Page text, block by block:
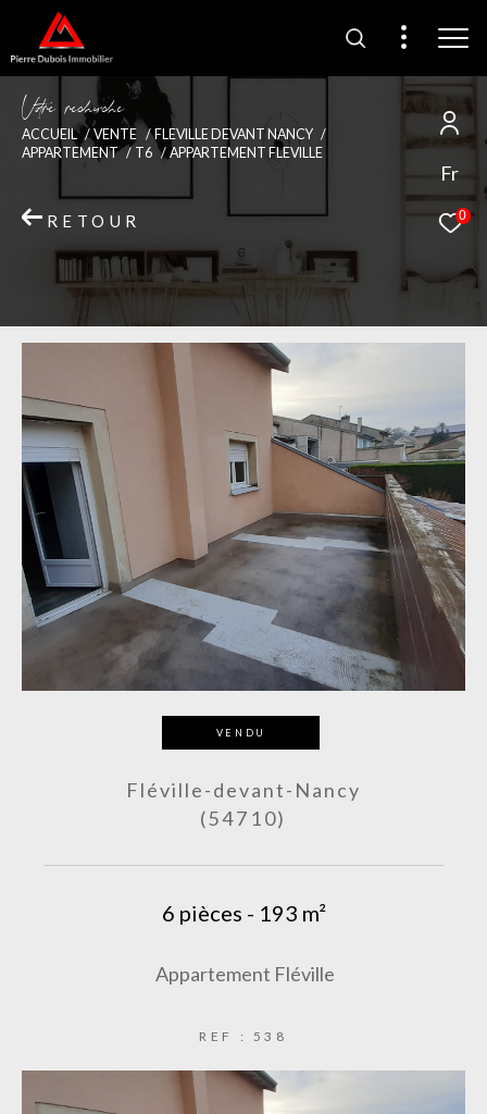
Fr
0
Vore recece
ACCUEIL VENTE
FLEVILLE DEVANT NANCY
APPARTEMENT
T6 APPARTEMENT FLEVILLE
RETOUR
VENDU
Fléville-devant-Nancy
(54710)
6 pièces - 193 m²
Appartement Fléville
REF : 538